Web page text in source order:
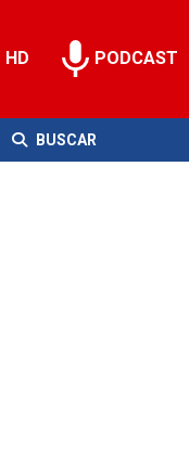
HD PODCAST
BUSCAR